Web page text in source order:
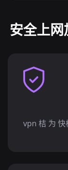
安全上
vpn 桔 为